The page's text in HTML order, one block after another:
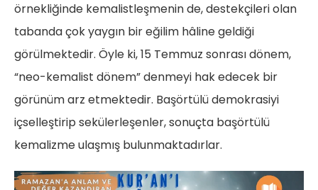
örnekliğinde kemalistleşmenin de, destekçileri olan
tabanda çok yaygın bir eğilim hâline geldiği
görülmektedir. Öyle ki, 15 Temmuz sonrası dönem,
“neo-kemalist dönem” denmeyi hak edecek bir
görünüm arz etmektedir. Başörtülü demokrasiyi
içselleştirip sekülerleşenler, sonuçta başörtülü
kemalizme ulaşmış bulunmaktadırlar.